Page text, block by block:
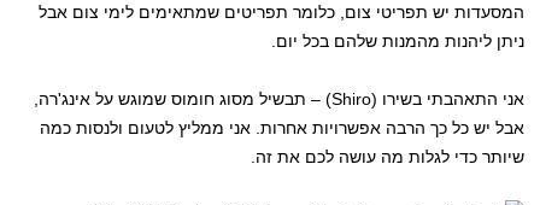
המסעדות יש תפריטי צום, כלומר תפריטים שמתאימים לימי צום אבל
ניתן ליהנות מהמנות שלהם בכל יום.
אני התאהבתי בשירו (Shiro) – תבשיל מסוג חומוס שמוגש על אינג'רה,
אבל יש כל כך הרבה אפשרויות אחרות. אני ממליץ לטעום ולנסות כמה
שיותר כדי לגלות מה עושה לכם את זה.